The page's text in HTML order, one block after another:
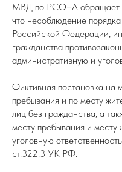
МВД по РСО–А обращает
что несоблюдение
Российской Федерации,
гражданства
административную и
Фиктивная постановка на
пребывания и по месту
лиц без гражданства, а
месту пребывания и месту
уголовную
ст.322.3 УК РФ.